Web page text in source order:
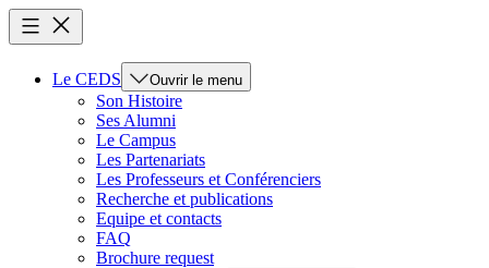
Le CEDS Ouvrir le menu
Son Histoire
Ses Alumni
Le Campus
Les Partenariats
Les Professeurs et Conférenciers
Recherche et publications
Equipe et contacts
FAQ
Brochure request